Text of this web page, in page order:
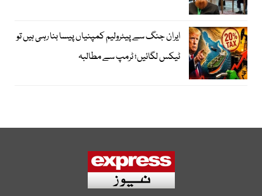
ایران جنگ سے پیٹرولیم کمپنیاں پیسا بنا رہی ہیں تو
ٹیکس لگائیں؛ ٹرمپ سے مطالبہ